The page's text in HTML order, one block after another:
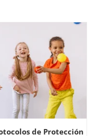
de Protección